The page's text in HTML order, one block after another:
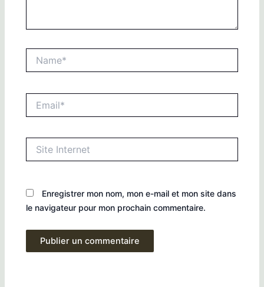
Internet
Enregistrer mon nom, mon e-mail et mon site dans
le navigateur pour mon prochain commentaire.